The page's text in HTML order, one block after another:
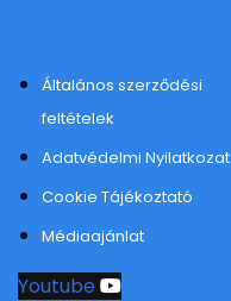
Általános szerződési
feltételek
Adatvédelmi Nyilatkozat
Cookie Tájékoztató
Médiaajánlat
Youtube